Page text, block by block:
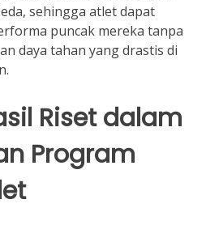
sehingga atlet dapat
puncak mereka tanpa
daya tahan yang drastis di
Riset dalam
Program